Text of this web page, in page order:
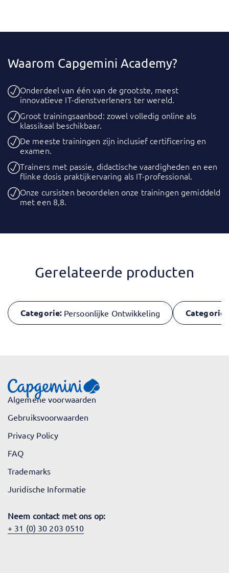
Waarom Capgemini Academy?
Onderdeel van één van de grootste, meest
innovatieve IT-dienstverleners ter wereld.
Groot trainingsaanbod: zowel volledig online als
klassikaal beschikbaar.
De meeste trainingen zijn inclusief certificering en
examen.
Trainers met passie, didactische vaardigheden en een
flinke dosis praktijkervaring als IT-professional.
Onze cursisten beoordelen onze trainingen gemiddeld
met een 8,8.
Gerelateerde producten
Categorie: Persoonlijke Ontwikkeling Categorie:
Algemene voorwaarden
Gebruiksvoorwaarden
Privacy Policy
FAQ
Trademarks
Juridische Informatie
Neem contact met ons op:
+ 31 (0) 30 203 0510